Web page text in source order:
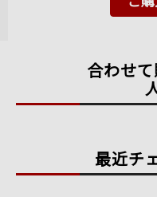
合わせ
最近チ